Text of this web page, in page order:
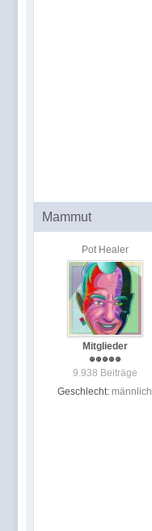
Mammut
Pot Healer
Mitglieder
9.938 Beiträge
Geschlecht: männlich